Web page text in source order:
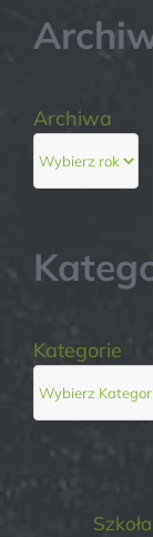
Archiwa
Kategorie